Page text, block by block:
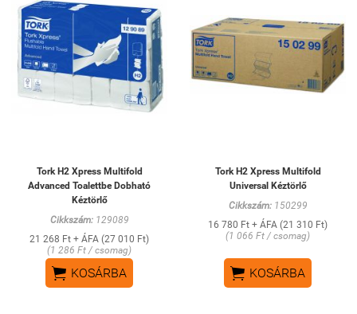
Tork H2 Xpress Multifold
Advanced Toalettbe Dobható
Kéztörlő
Cikkszám:129089
21 268 Ft + ÁFA (27 010 Ft)
(1 286 Ft / csomag)
 KOSÁRBA
Tork H2 Xpress Multifold
Universal Kéztörlő
Cikkszám:150299
16 780 Ft + ÁFA (21 310 Ft)
(1 066 Ft / csomag)
 KOSÁRBA